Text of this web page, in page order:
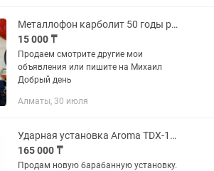
Металлофон карболит 50 годы редкость винтаж ретро
15 000 ₸
Продаем смотрите другие мои
объявления или пишите на Михаил
Добрый день
Алматы, 30 июля
Ударная установка Aroma TDX-15s
165 000 ₸
Продам новую барабанную установку.